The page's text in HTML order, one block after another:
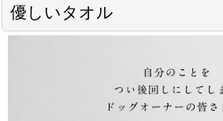
優しいタオル